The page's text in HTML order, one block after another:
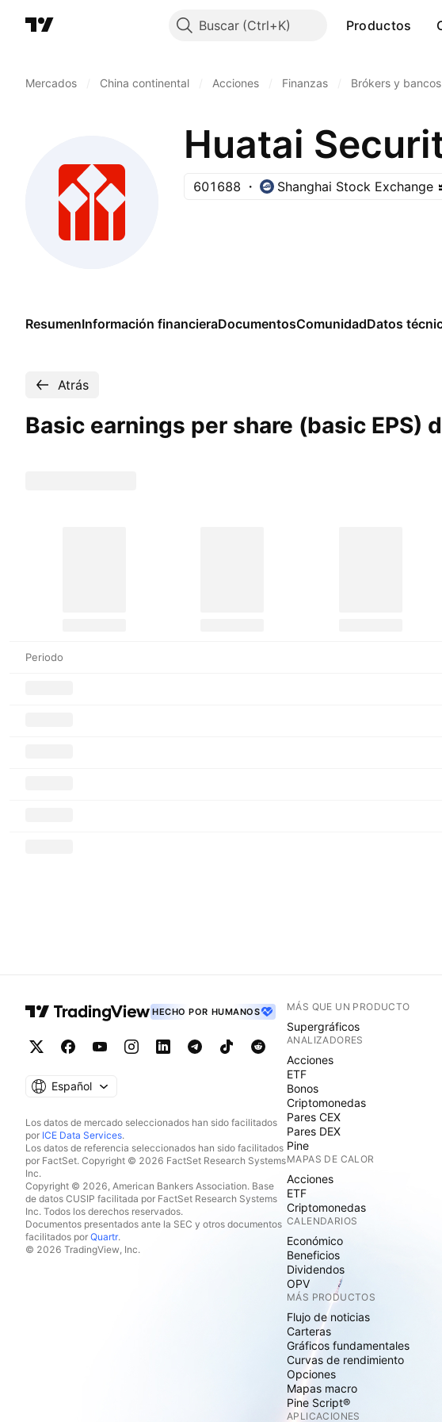
Buscar Productos
Mercados China continental Acciones Finanzas Brókers y
Huatai
601688 Shanghai Stock Exchange
ResumenInformación financieraDocumentosComunidadDatos
Atrás
Basic earnings per share (basic EPS)
Periodo
HECHO POR HUMANOS
Español
Los datos de mercado seleccionados han sido facilitados
por ICE Data Services.
Los datos de referencia seleccionados han sido facilitados
por FactSet. Copyright © 2026 FactSet Research Systems
Inc.
Copyright © 2026, American Bankers Association. Base
de datos CUSIP facilitada por FactSet Research Systems
Inc. Todos los derechos reservados.
Documentos presentados ante la SEC y otros documentos
facilitados por Quartr.
© 2026 TradingView, Inc.
MÁS QUE UN PRODUCTO
Supergráficos
ANALIZADORES
Acciones
ETF
Bonos
Criptomonedas
Pares CEX
Pares DEX
Pine
MAPAS DE CALOR
Acciones
ETF
Criptomonedas
CALENDARIOS
Económico
Beneficios
Dividendos
OPV
MÁS PRODUCTOS
Flujo de noticias
Carteras
Gráficos fundamentales
Curvas de rendimiento
Opciones
Mapas macro
Pine Script®
APLICACIONES